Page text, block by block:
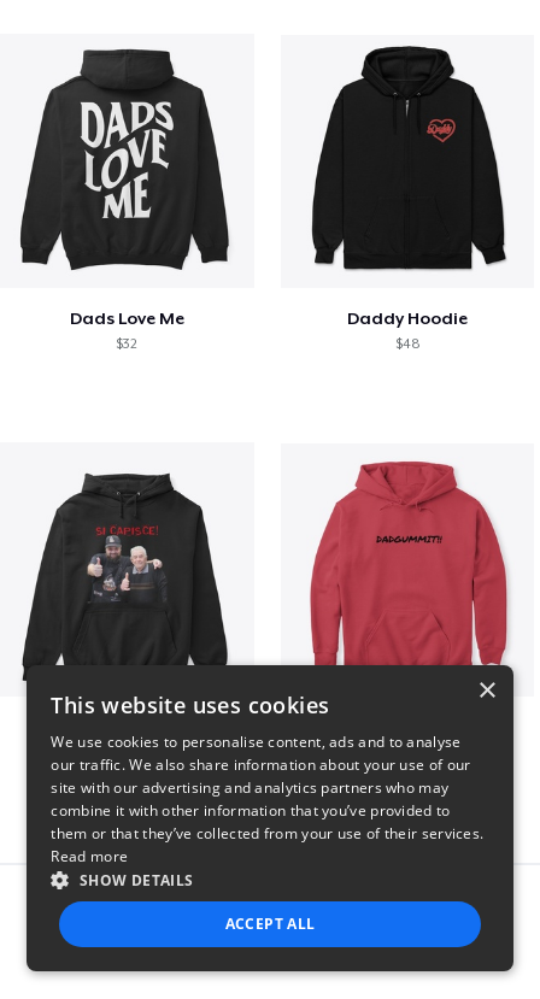
Dads Love Me
$32
Daddy Hoodie
$48
Report this product
×
This website uses cookies
We use cookies to personalise content, ads and to analyse
our traffic. We also share information about your use of our
site with our advertising and analytics partners who may
combine it with other information that you’ve provided to
them or that they’ve collected from your use of their services.
Read more
SHOW DETAILS
ACCEPT ALL
STRICTLY NECESSARY PERFORMANCE